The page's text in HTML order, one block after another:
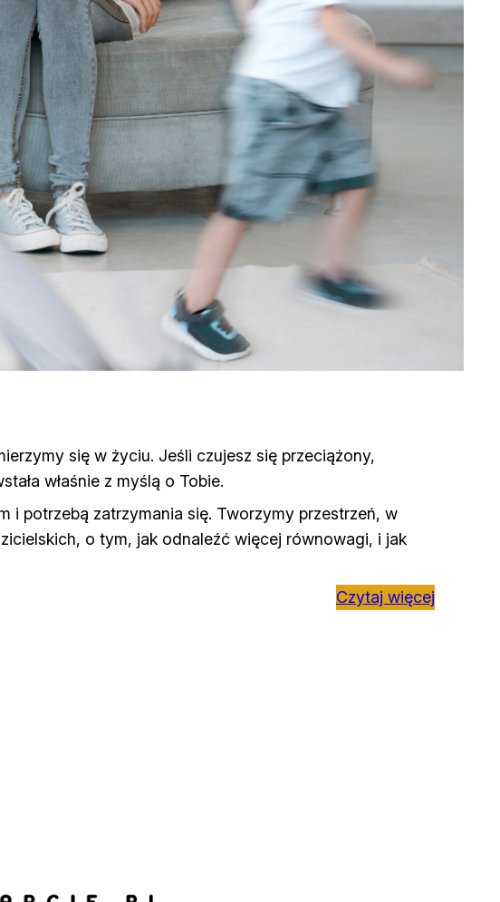
się w życiu. Jeśli czujesz się przeciążony,
właśnie z myślą o Tobie.
i potrzebą zatrzymania się. Tworzymy przestrzeń, w
o tym, jak odnaleźć więcej równowagi, i jak
Czytaj więcej